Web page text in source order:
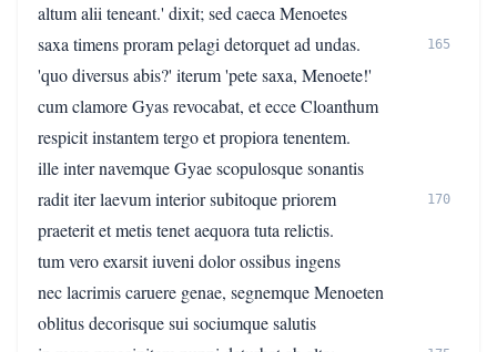
altum alii teneant.' dixit; sed caeca Menoetes
saxa timens proram pelagi detorquet ad undas.
165
'quo diversus abis?' iterum 'pete saxa, Menoete!'
cum clamore Gyas revocabat, et ecce Cloanthum
respicit instantem tergo et propiora tenentem.
ille inter navemque Gyae scopulosque sonantis
radit iter laevum interior subitoque priorem
170
praeterit et metis tenet aequora tuta relictis.
tum vero exarsit iuveni dolor ossibus ingens
nec lacrimis caruere genae, segnemque Menoeten
oblitus decorisque sui sociumque salutis